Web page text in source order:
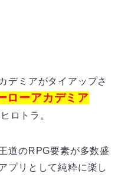
デミアがタイアップさ
ローアカデミア
ロトラ。
道のRPG要素が多数盛
プリとして純粋に楽し